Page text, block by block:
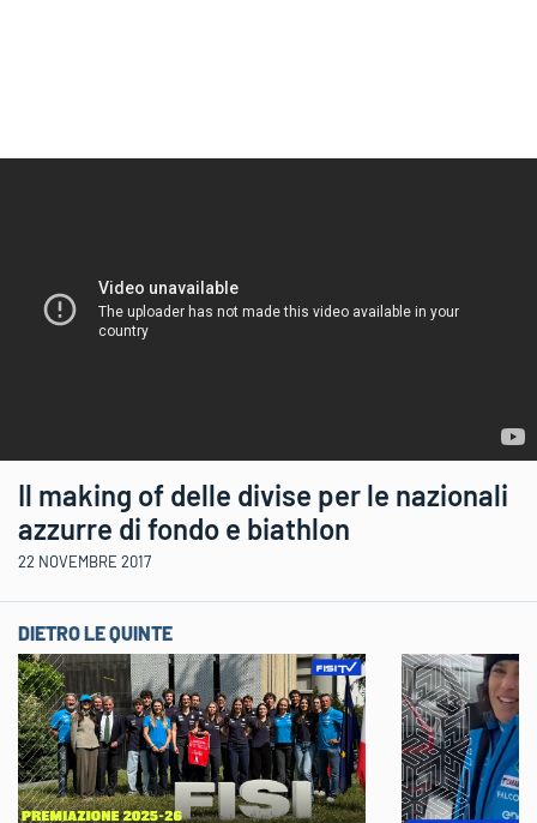
Il making of delle divise per le nazionali
azzurre di fondo e biathlon
22 NOVEMBRE 2017
DIETRO LE QUINTE